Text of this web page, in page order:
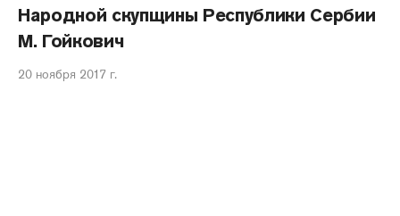
Народной скупщины Республики Сербии
М. Гойкович
20 ноября 2017 г.